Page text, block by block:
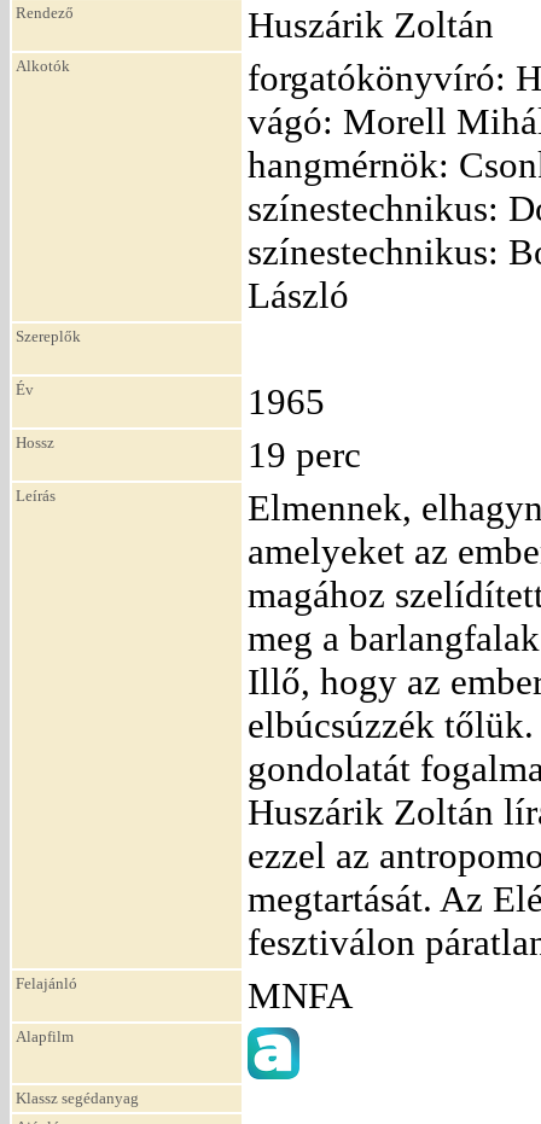
Rendező Huszárik Zoltán
Alkotók
forgatókönyvíró:
vágó: Morell
hangmérnök:
színestechnikus:
színestechnikus:
László
Szereplők
Év 1965
Hossz 19 perc
Leírás
Elmennek,
amelyeket az
magához
meg a
Illő, hogy az
elbúcsúzzék
gondolatát
Huszárik Zoltán
ezzel az
megtartását. Az
fesztiválon
Felajánló MNFA
Alapfilm
Klassz segédanyag